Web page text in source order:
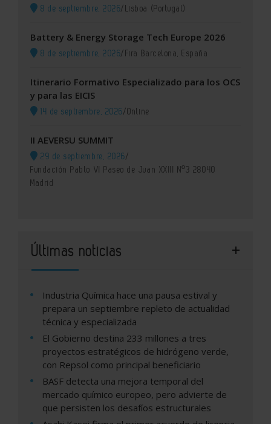
8 de septiembre, 2026/Lisboa (Portugal)
Battery & Energy Storage Tech Europe 2026
8 de septiembre, 2026/Fira Barcelona, España
Itinerario Formativo Especializado para los OCS
y para las EICIS
14 de septiembre, 2026/Online
II AEVERSU SUMMIT
29 de septiembre, 2026/
Fundación Pablo VI Paseo de Juan XXIII Nº3 28040
Madrid
Últimas noticias
Industria Química hace una pausa estival y
prepara un septiembre repleto de actualidad
técnica y especializada
El Gobierno destina 233 millones a tres
proyectos estratégicos de hidrógeno verde,
con Repsol como principal beneficiario
BASF detecta una mejora temporal del
mercado químico europeo, pero advierte de
que persisten los desafíos estructurales